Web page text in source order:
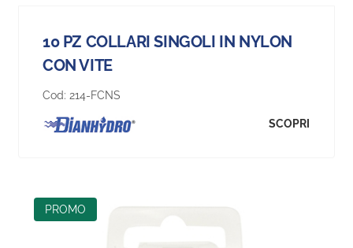
10 PZ COLLARI SINGOLI IN NYLON
CON VITE
Cod: 214-FCNS
SCOPRI
PROMO